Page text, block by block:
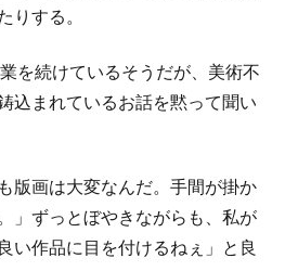
りする。
を続けているそうだが、美術不
込まれているお話を黙って聞い
版画は大変なんだ。手間が掛か
」ずっとぼやきながらも、私が
い作品に目を付けるねぇ」と良